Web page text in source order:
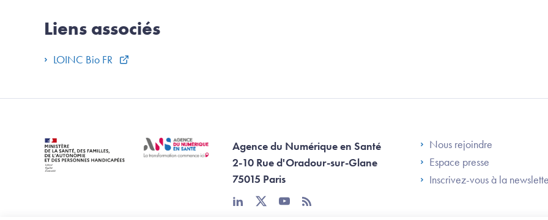
Liens associés
LOINC Bio FR
Agence du Numérique en Santé
2-10 Rue d'Oradour-sur-Glane
75015 Paris
linkedintwitteryoutube
rss
Footer Left ANS
Nous rejoindre
Espace presse
Inscrivez-vous à la